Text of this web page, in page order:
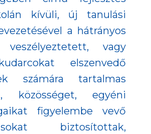
kívüli, új tanulási
a hátrányos
veszélyeztetett, vagy
elszenvedő
számára tartalmas
közösséget, egyéni
figyelembe vevő
biztosítottak,